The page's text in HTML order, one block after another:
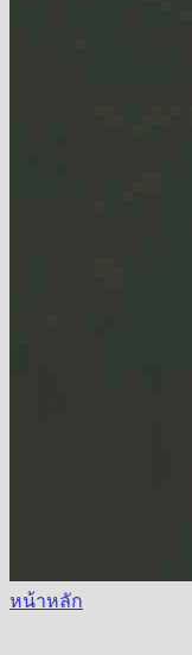
หน้าหลัก